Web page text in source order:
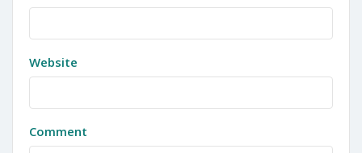
Website
Comment